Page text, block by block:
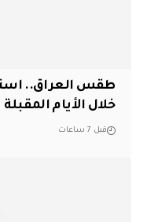
طقس العراق..
خلال الأيام المقبلة
قبل 7 ساعات